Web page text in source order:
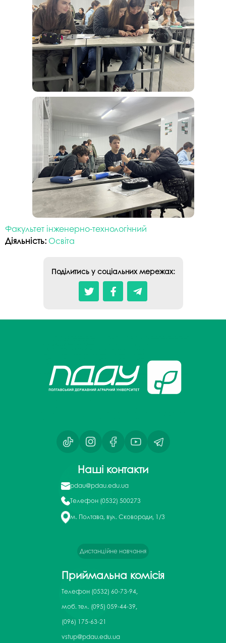
Факультет інженерно-технологічний
Діяльність: Освіта
Поділитись у соціальних мережах:
Наші контакти
pdau@pdau.edu.ua
Телефон (0532) 500273
м. Полтава, вул. Сковороди, 1/3
Дистанційне навчання
Приймальна комісія
Телефон (0532) 60-73-94,
моб. тел. (095) 059-44-39,
(096) 175-63-21
vstup@pdau.edu.ua